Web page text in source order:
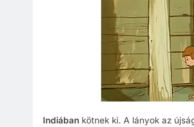
Indiában kötnek ki. A lányok az